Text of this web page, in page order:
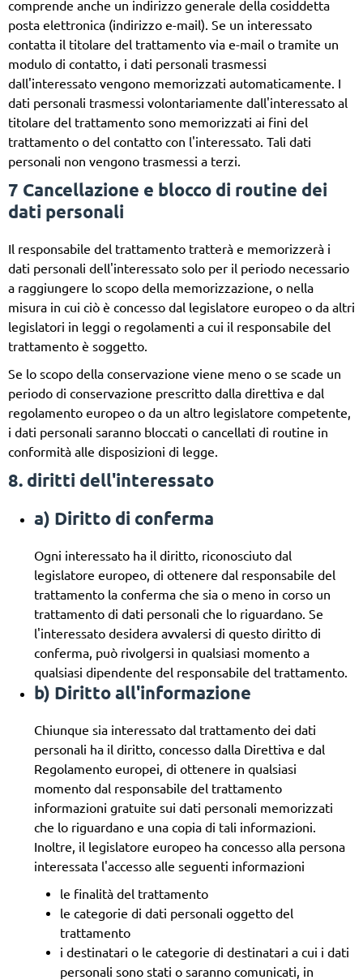
comprende anche un indirizzo generale della cosiddetta
posta elettronica (indirizzo e-mail). Se un interessato
contatta il titolare del trattamento via e-mail o tramite un
modulo di contatto, i dati personali trasmessi
dall'interessato vengono memorizzati automaticamente. I
dati personali trasmessi volontariamente dall'interessato al
titolare del trattamento sono memorizzati ai fini del
trattamento o del contatto con l'interessato. Tali dati
personali non vengono trasmessi a terzi.
7 Cancellazione e blocco di routine dei
dati personali
Il responsabile del trattamento tratterà e memorizzerà i
dati personali dell'interessato solo per il periodo necessario
a raggiungere lo scopo della memorizzazione, o nella
misura in cui ciò è concesso dal legislatore europeo o da altri
legislatori in leggi o regolamenti a cui il responsabile del
trattamento è soggetto.
Se lo scopo della conservazione viene meno o se scade un
periodo di conservazione prescritto dalla direttiva e dal
regolamento europeo o da un altro legislatore competente,
i dati personali saranno bloccati o cancellati di routine in
conformità alle disposizioni di legge.
8. diritti dell'interessato
a) Diritto di conferma
Ogni interessato ha il diritto, riconosciuto dal
legislatore europeo, di ottenere dal responsabile del
trattamento la conferma che sia o meno in corso un
trattamento di dati personali che lo riguardano. Se
l'interessato desidera avvalersi di questo diritto di
conferma, può rivolgersi in qualsiasi momento a
qualsiasi dipendente del responsabile del trattamento.
b) Diritto all'informazione
Chiunque sia interessato dal trattamento dei dati
personali ha il diritto, concesso dalla Direttiva e dal
Regolamento europei, di ottenere in qualsiasi
momento dal responsabile del trattamento
informazioni gratuite sui dati personali memorizzati
che lo riguardano e una copia di tali informazioni.
Inoltre, il legislatore europeo ha concesso alla persona
interessata l'accesso alle seguenti informazioni
le finalità del trattamento
le categorie di dati personali oggetto del
trattamento
i destinatari o le categorie di destinatari a cui i dati
personali sono stati o saranno comunicati, in